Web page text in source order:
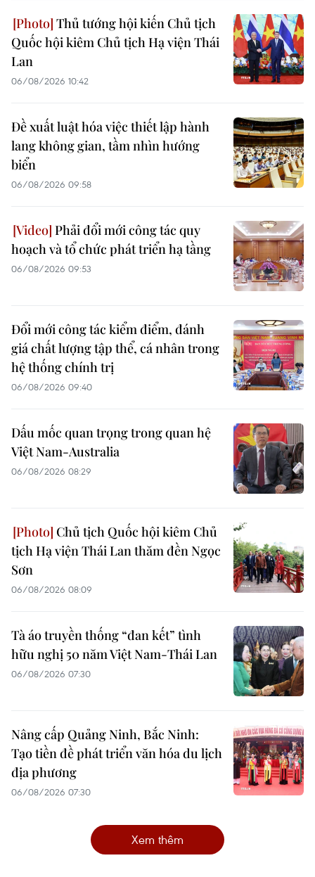
Thủ tướng hội kiến Chủ tịch
Quốc hội kiêm Chủ tịch Hạ viện Thái
Lan
06/08/2026 10:42
Đề xuất luật hóa việc thiết lập hành
lang không gian, tầm nhìn hướng
biển
06/08/2026 09:58
Phải đổi mới công tác quy
hoạch và tổ chức phát triển hạ tầng
06/08/2026 09:53
Đổi mới công tác kiểm điểm, đánh
giá chất lượng tập thể, cá nhân trong
hệ thống chính trị
06/08/2026 09:40
Dấu mốc quan trọng trong quan hệ
Việt Nam-Australia
06/08/2026 08:29
Chủ tịch Quốc hội kiêm Chủ
tịch Hạ viện Thái Lan thăm đền Ngọc
Sơn
06/08/2026 08:09
Tà áo truyền thống “đan kết” tình
hữu nghị 50 năm Việt Nam-Thái Lan
06/08/2026 07:30
Nâng cấp Quảng Ninh, Bắc Ninh:
Tạo tiền đề phát triển văn hóa du lịch
địa phương
06/08/2026 07:30
Xem thêm